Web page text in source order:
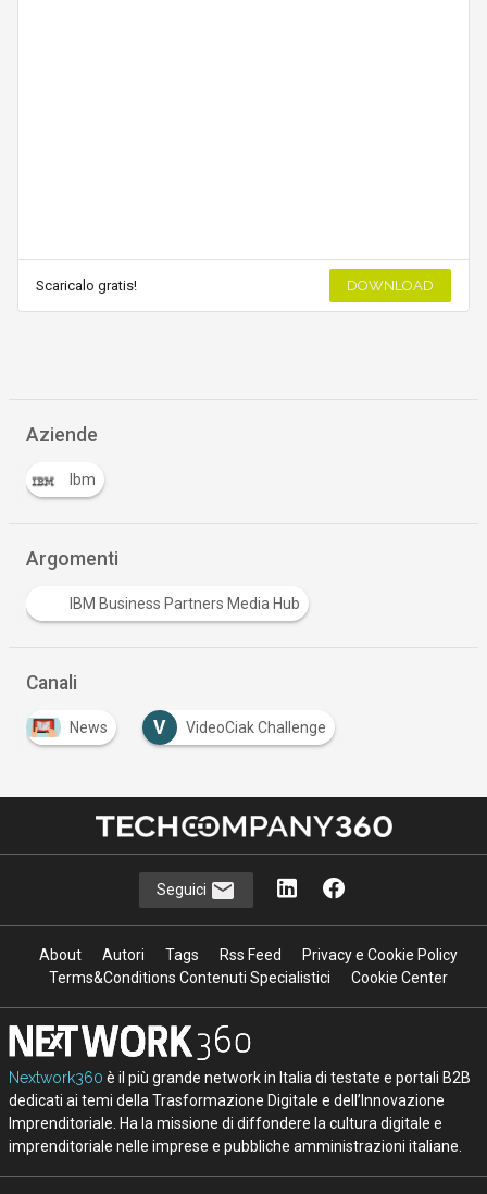
Scaricalo gratis! DOWNLOAD
Aziende
Ibm
Argomenti
IBM Business Partners Media Hub
Canali
News V VideoCiak Challenge
Seguici
About Autori Tags Rss Feed
Privacy e Cookie Policy
Terms&Conditions Contenuti Specialistici
Cookie Center
Nextwork360 è il più grande network in Italia di testate e portali B2B
dedicati ai temi della Trasformazione Digitale e dell’Innovazione
Imprenditoriale. Ha la missione di diffondere la cultura digitale e
imprenditoriale nelle imprese e pubbliche amministrazioni italiane.